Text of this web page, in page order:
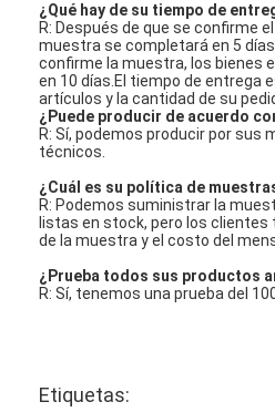
¿Qué hay de su tiempo de
R: Después de que se confirme
muestra se completará en 5
confirme la muestra, los bienes
en 10 días.El tiempo de entrega
artículos y la cantidad de su
¿Puede producir de acuerdo
R: Sí, podemos producir por sus
técnicos.
¿Cuál es su política de
R: Podemos suministrar la
listas en stock, pero los clientes
de la muestra y el costo del
¿Prueba todos sus productos
R: Sí, tenemos una prueba del
Etiquetas: